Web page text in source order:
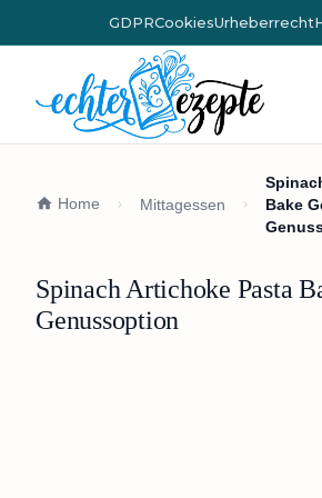
GDPRCookiesUrheberrecht
Home Mittagessen
Bake
Spinach Artichoke Pasta
Genussoption